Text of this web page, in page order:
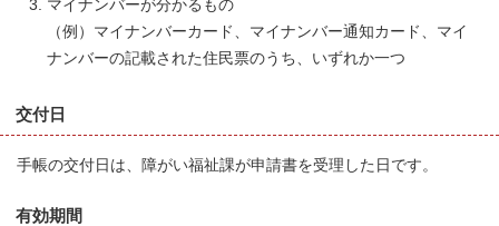
マイナンバーが分かるもの
（例）マイナンバーカード、マイナンバー通知カード、マイ
ナンバーの記載された住民票のうち、いずれか一つ
交付日
手帳の交付日は、障がい福祉課が申請書を受理した日です。
有効期間